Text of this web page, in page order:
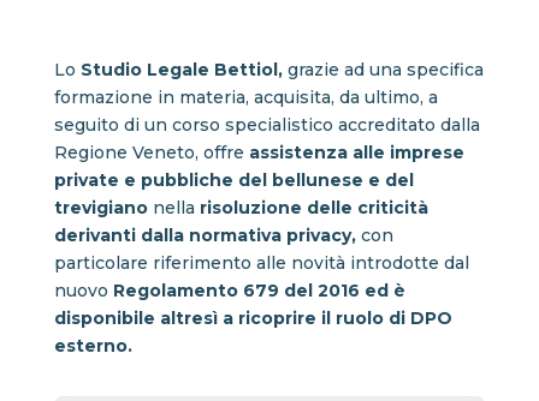
Lo Studio Legale Bettiol, grazie ad una specifica
formazione in materia, acquisita, da ultimo, a
seguito di un corso specialistico accreditato dalla
Regione Veneto, offre assistenza alle imprese
private e pubbliche del bellunese e del
trevigiano nella risoluzione delle criticità
derivanti dalla normativa privacy,con
particolare riferimento alle novità introdotte dal
nuovo Regolamento 679 del 2016 ed è
disponibile altresì a ricoprire il ruolo di DPO
esterno.